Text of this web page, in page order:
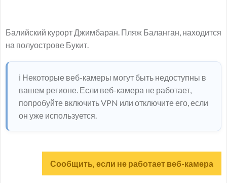
Балийский курорт Джимбаран. Пляж Баланган, находится
на полуострове Букит.
ℹ️ Некоторые веб-камеры могут быть недоступны в
вашем регионе. Если веб-камера не работает,
попробуйте включить VPN или отключите его, если
он уже используется.
Сообщить, если не работает веб-камера